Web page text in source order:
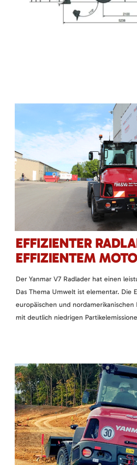
EFFIZIENTER
EFFIZIENTEM
Der Yanmar V7 Radlader hat einen
Das Thema Umwelt ist elementar. Die
europäischen und nordamerikanischen
mit deutlich niedrigen